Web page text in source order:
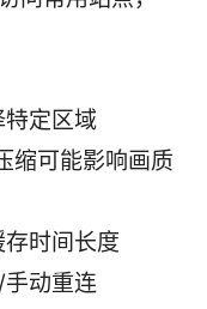
定区域
缩可能影响画质
时间长度
动重连